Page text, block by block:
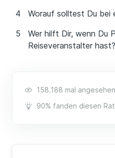
Worauf solltest Du bei
Wer hilft Dir, wenn Du
Reiseveranstalter hast?
158.188 mal angesehen
90% fanden diesen